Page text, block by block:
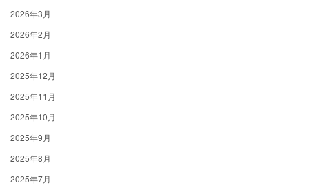
2026年3月
2026年2月
2026年1月
2025年12月
2025年11月
2025年10月
2025年9月
2025年8月
2025年7月